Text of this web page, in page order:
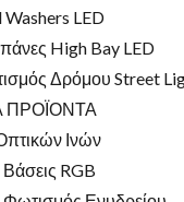
Washers LED
High Bay LED
Δρόμου Street
ΠΡΟΪΟΝΤΑ
Ινών
Βάσεις RGB